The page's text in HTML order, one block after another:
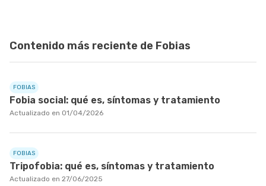
Contenido más reciente de Fobias
FOBIAS
Fobia social: qué es, síntomas y tratamiento
Actualizado en 01/04/2026
FOBIAS
Tripofobia: qué es, síntomas y tratamiento
Actualizado en 27/06/2025